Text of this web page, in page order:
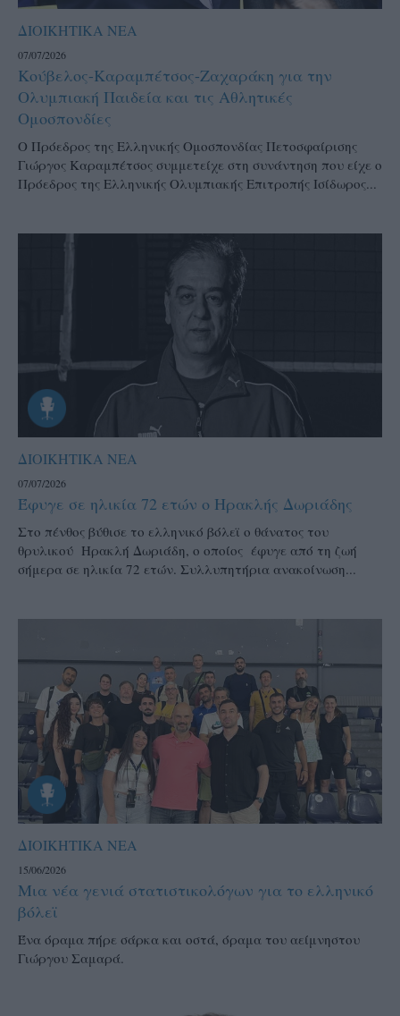
ΔΙΟΙΚΗΤΙΚΑ ΝΕΑ
07/07/2026
Κούβελος-Καραμπέτσος-Ζαχαράκη για την
Ολυμπιακή Παιδεία και τις Αθλητικές
Ομοσπονδίες
Ο Πρόεδρος της Ελληνικής Ομοσπονδίας Πετοσφαίρισης
Γιώργος Καραμπέτσος συμμετείχε στη συνάντηση που είχε ο
Πρόεδρος της Ελληνικής Ολυμπιακής Επιτροπής Ισίδωρος...
ΔΙΟΙΚΗΤΙΚΑ ΝΕΑ
07/07/2026
Έφυγε σε ηλικία 72 ετών ο Ηρακλής Δωριάδης
Στο πένθος βύθισε το ελληνικό βόλεϊ ο θάνατος του
θρυλικού Ηρακλή Δωριάδη, ο οποίος έφυγε από τη ζωή
σήμερα σε ηλικία 72 ετών. Συλλυπητήρια ανακοίνωση...
ΔΙΟΙΚΗΤΙΚΑ ΝΕΑ
15/06/2026
Μια νέα γενιά στατιστικολόγων για το ελληνικό
βόλεϊ
Ένα όραμα πήρε σάρκα και οστά, όραμα του αείμνηστου
Γιώργου Σαμαρά.